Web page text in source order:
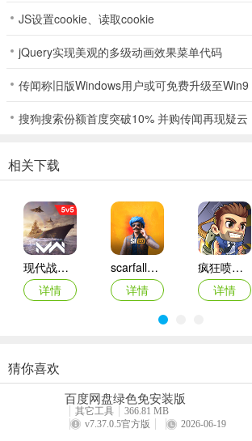
2、点击选项SETTINGS；
JS设置cookie、读取cookie
jQuery实现美观的多级动画效果菜单代码
传闻称旧版Windows用户或可免费升级至Win9
搜狗搜索份额首度突破10% 并购传闻再现疑云
相关下载
现代战舰苹果版
详情
scarfall2.0苹果手机版
详情
疯狂喷气机ios版
详情
抢滩登陆3d苹果版本
全民飞机大战ipad版
详情
机动战队大作战ios版
猜你喜欢
百度网盘绿色免安装版
其它工具
366.81 MB
v7.37.0.5官方版
2026-06-19